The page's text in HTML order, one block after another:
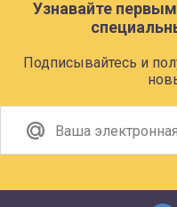
Узнавайте
Подписывайтесь и